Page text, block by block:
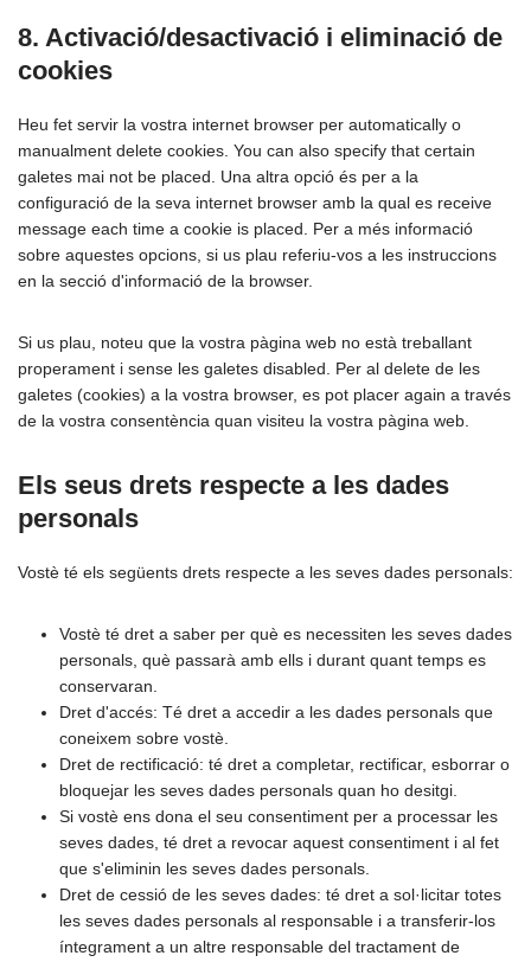
8. Activació/desactivació i eliminació de
cookies
Heu fet servir la vostra internet browser per automatically o
manualment delete cookies. You can also specify that certain
galetes mai not be placed. Una altra opció és per a la
configuració de la seva internet browser amb la qual es receive
message each time a cookie is placed. Per a més informació
sobre aquestes opcions, si us plau referiu-vos a les instruccions
en la secció d'informació de la browser.
Si us plau, noteu que la vostra pàgina web no està treballant
properament i sense les galetes disabled. Per al delete de les
galetes (cookies) a la vostra browser, es pot placer again a través
de la vostra consentència quan visiteu la vostra pàgina web.
Els seus drets respecte a les dades
personals
Vostè té els següents drets respecte a les seves dades personals:
Vostè té dret a saber per què es necessiten les seves dades
personals, què passarà amb ells i durant quant temps es
conservaran.
Dret d'accés: Té dret a accedir a les dades personals que
coneixem sobre vostè.
Dret de rectificació: té dret a completar, rectificar, esborrar o
bloquejar les seves dades personals quan ho desitgi.
Si vostè ens dona el seu consentiment per a processar les
seves dades, té dret a revocar aquest consentiment i al fet
que s'eliminin les seves dades personals.
Dret de cessió de les seves dades: té dret a sol·licitar totes
les seves dades personals al responsable i a transferir-los
íntegrament a un altre responsable del tractament de